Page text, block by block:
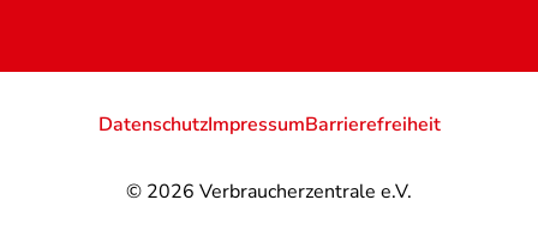
© 2026 Verbraucherzentrale e.V.
DatenschutzImpressumBarrierefreiheit